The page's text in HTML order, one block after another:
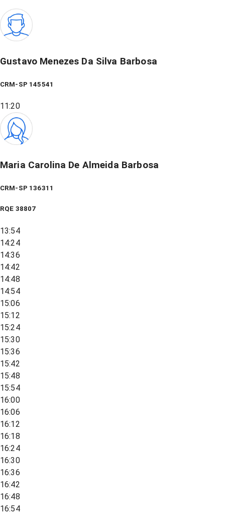
Gustavo Menezes Da Silva Barbosa
CRM-SP 145541
11:20
Maria Carolina De Almeida Barbosa
CRM-SP 136311
RQE 38807
13:54
14:24
14:36
14:42
14:48
14:54
15:06
15:12
15:24
15:30
15:36
15:42
15:48
15:54
16:00
16:06
16:12
16:18
16:24
16:30
16:36
16:42
16:48
16:54